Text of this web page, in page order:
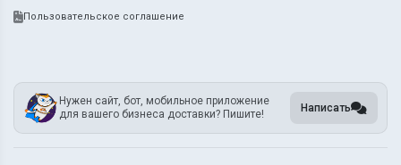
Пользовательское соглашение
Нужен сайт, бот, мобильное приложение
для вашего бизнеса доставки? Пишите!
Написать